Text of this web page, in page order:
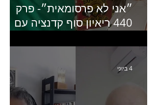
״אני לא פרסומאית״- פרק
440 ריאיון סוף קדנציה עם
מנכ״לית באומן בר ריבנאי
4 ביוני